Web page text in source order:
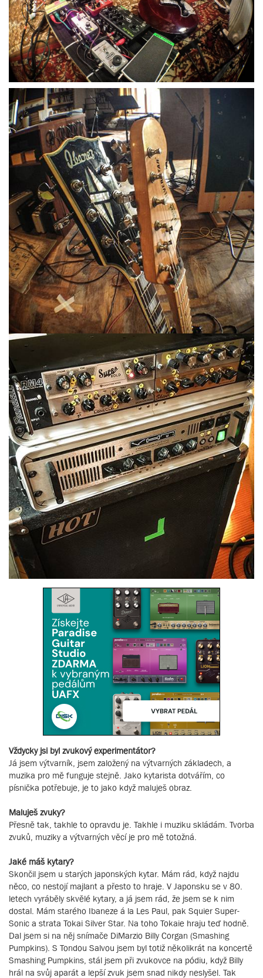
Vždycky jsi byl zvukový experimentátor?
Já jsem výtvarník, jsem založený na výtvarných základech, a
muzika pro mě funguje stejně. Jako kytarista dotvářím, co
písnička potřebuje, je to jako když maluješ obraz.
Maluješ zvuky?
Přesně tak, takhle to opravdu je. Takhle i muziku skládám. Tvorba
zvuků, muziky a výtvarných věcí je pro mě totožná.
Jaké máš kytary?
Skončil jsem u starých japonských kytar. Mám rád, když najdu
něco, co nestojí majlant a přesto to hraje. V Japonsku se v 80.
letech vyráběly skvělé kytary, a já jsem rád, že jsem se k nim
dostal. Mám starého Ibaneze á la Les Paul, pak Squier Super-
Sonic a strata Tokai Silver Star. Na toho Tokaie hraju teď hodně.
Dal jsem si na něj snímače DiMarzio Billy Corgan (Smashing
Pumpkins). S Tondou Salvou jsem byl totiž několikrát na koncertě
Smashing Pumpkins, stál jsem při zvukovce na pódiu, když Billy
hrál na svůj aparát a lepší zvuk jsem snad nikdy neslyšel. Tak